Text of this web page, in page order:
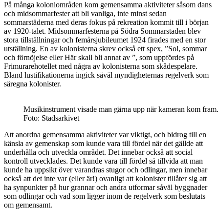
På många koloniområden kom gemensamma aktiviteter såsom dans
och midsommarfester att bli vanliga, inte minst sedan
sommarstäderna med deras fokus på rekreation kommit till i början
av 1920-talet. Midsommarfesterna på Södra Sommarstaden blev
stora tillställningar och femårsjubileumet 1924 firades med en stor
utställning. En av kolonisterna skrev också ett spex, ”Sol, sommar
och förnöjelse eller Här skall bli annat av ”, som uppfördes på
Frimurarehotellet med några av kolonisterna som skådespelare.
Bland lustifikationerna ingick såväl myndigheternas regelverk som
säregna kolonister.
Musikinstrument visade man gärna upp när kameran kom
Foto: Stadsarkivet
Att anordna gemensamma aktiviteter var viktigt, och bidrog till en
känsla av gemenskap som kunde vara till fördel när det gällde att
underhålla och utveckla området. Det innebar också att social
kontroll utvecklades. Det kunde vara till fördel så tillvida att man
kunde ha uppsikt över varandras stugor och odlingar, men innebar
också att det inte var (eller är!) ovanligt att kolonister tillåter sig att
ha synpunkter på hur grannar och andra utformar såväl byggnader
som odlingar och vad som ligger inom de regelverk som beslutats
om gemensamt.